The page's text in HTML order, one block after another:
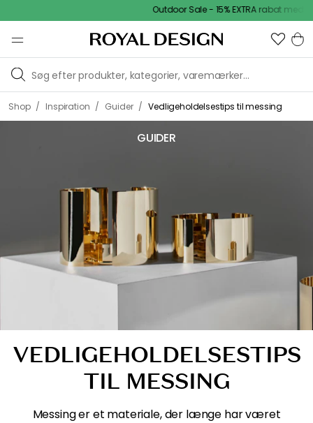
Outdoor Sale - 15% EXTRA rabat med kode
Shop / Inspiration / Guider / Vedligeholdelsestips til messing
GUIDER
VEDLIGEHOLDELSESTIPS
TIL MESSING
Messing er et materiale, der længe har været